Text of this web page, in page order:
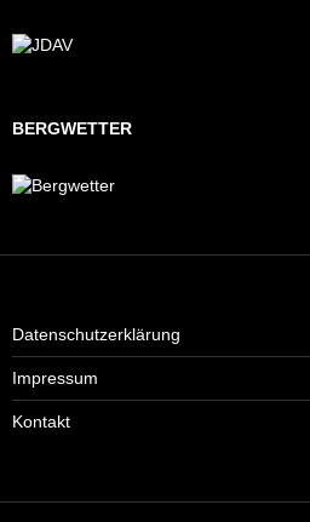
BERGWETTER
Datenschutzerklärung
Impressum
Kontakt